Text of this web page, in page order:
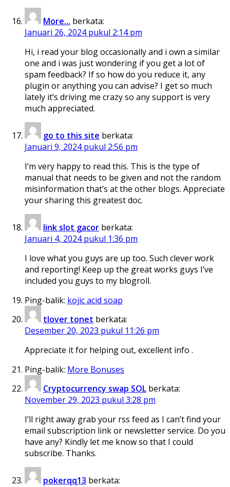
More... berkata:
Januari 26, 2024 pukul 2:14 pm
Hi, i read your blog occasionally and i own a similar
one and i was just wondering if you get a lot of
spam feedback? If so how do you reduce it, any
plugin or anything you can advise? I get so much
lately it’s driving me crazy so any support is very
much appreciated.
go to this site berkata:
Januari 9, 2024 pukul 2:56 pm
I’m very happy to read this. This is the type of
manual that needs to be given and not the random
misinformation that’s at the other blogs. Appreciate
your sharing this greatest doc.
link slot gacor berkata:
Januari 4, 2024 pukul 1:36 pm
I love what you guys are up too. Such clever work
and reporting! Keep up the great works guys I’ve
included you guys to my blogroll.
Ping-balik: kojic acid soap
tlover tonet berkata:
Desember 20, 2023 pukul 11:26 pm
Appreciate it for helping out, excellent info .
Ping-balik: More Bonuses
Cryptocurrency swap SOL berkata:
November 29, 2023 pukul 3:28 pm
I’ll right away grab your rss feed as I can’t find your
email subscription link or newsletter service. Do you
have any? Kindly let me know so that I could
subscribe. Thanks.
pokerqq13 berkata: